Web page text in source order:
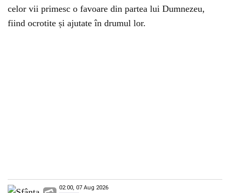
celor vii primesc o favoare din partea lui Dumnezeu,
fiind ocrotite și ajutate în drumul lor.
02:00, 07 Aug 2026